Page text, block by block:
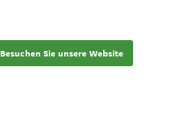
Besuchen Sie unsere Website